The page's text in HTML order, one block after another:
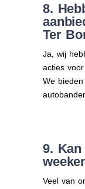
8.
Ter
Ja, wij
acties
We
9.
Veel van